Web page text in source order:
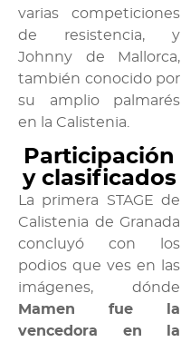
varias competiciones
de resistencia, y
Johnny de Mallorca,
también conocido por
su amplio palmarés
en la Calistenia.
Participación
y clasificados
La primera STAGE de
Calistenia de Granada
concluyó con los
podios que ves en las
imágenes, dónde
Mamen fue la
vencedora en la